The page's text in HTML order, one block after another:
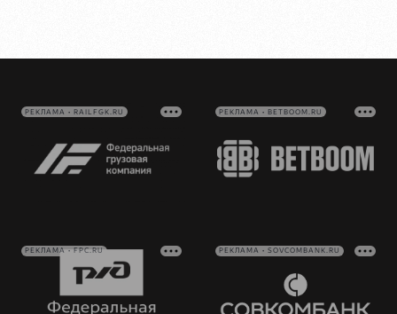
РЕКЛАМА • RAILFGK.RU РЕКЛАМА • BETBOOM.RU
РЕКЛАМА • FPC.RU РЕКЛАМА • SOVCOMBANK.RU